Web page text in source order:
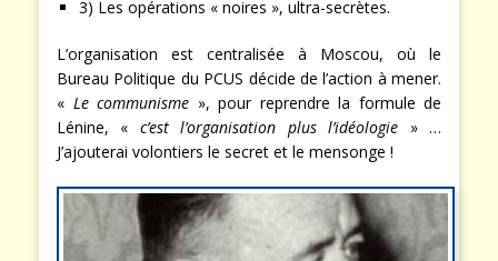
3) Les opérations « noires », ultra-secrètes.
L’organisation est centralisée à Moscou, où le
Bureau Politique du PCUS décide de l’action à mener.
« Le communisme », pour reprendre la formule de
Lénine, « c’est l’organisation plus l’idéologie » …
J’ajouterai volontiers le secret et le mensonge !